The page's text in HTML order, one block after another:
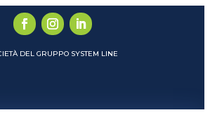
DEL GRUPPO SYSTEM LINE